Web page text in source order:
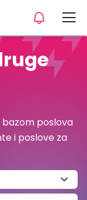
bazom poslova
i poslove za